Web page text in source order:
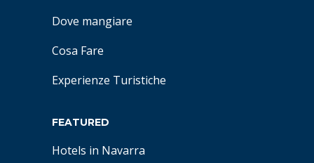
Dove mangiare
Cosa Fare
Experienze Turistiche
FEATURED
Hotels in Navarra